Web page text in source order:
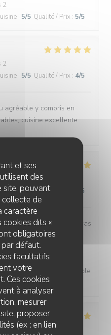
et ses
des
site, pouvant
collecte de
caractère
cookies dits «
obligatoires
défaut.
facultatifs
votre
Ces cookies
à analyser
mesurer
proposer
(ex : en lien
2
: 5/5 Qualité / Prix : 5/5
2
: 5/5 Qualité / Prix : 4/5
agréable y compris en
cuisine excellente.
2
: 5/5 Qualité / Prix /5
it was perfect. Food was
They didn't know it
when my husband told
they popped a candle
birthday to me. The whole
recommend!!
4